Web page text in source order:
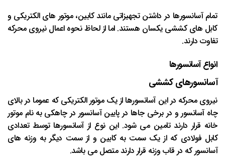
تمام آسانسورها در داشتن تجهیزاتی مانند کابین، موتور های الکتریکی و
کابل های کششی یکسان هستند. اما از لحاظ نحوه اعمال نیروی محرکه
تفاوت دارند.
انواع آسانسورها
آسانسورهای کششی
نیروی محرکه در این آسانسورها از یک موتور الکتریکی که عموما در بالای
چاه آسانسور و در برخی جاها در پایین آسانسور در چاهکی به نام موتور
خانه قرار دارند تامین می شود. این نوع از آسانسورها توسط تعدادی
کابل فولادی که از یک سمت به کابین و از سمت دیگر به وزنه های
آسانسور که در قاب وزنه قرار دارند متصل می باشد.